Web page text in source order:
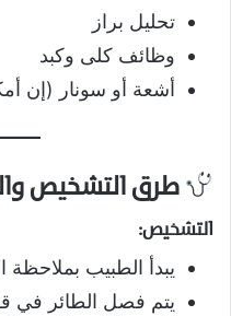
تحليل براز
وظائف كلى وكبد
أشعة أو سونار (إن
طرق التشخيص
التشخيص:
يبدأ الطبيب
يتم فصل الطائر